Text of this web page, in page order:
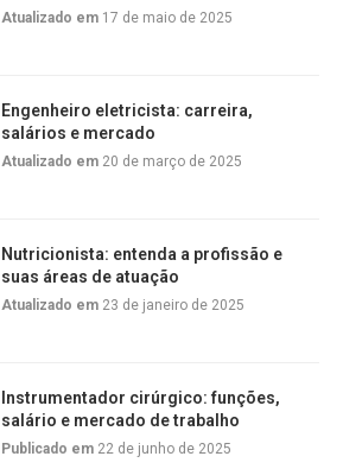
Atualizado em 17 de maio de 2025
Engenheiro eletricista: carreira,
salários e mercado
Atualizado em 20 de março de 2025
Nutricionista: entenda a profissão e
suas áreas de atuação
Atualizado em 23 de janeiro de 2025
Instrumentador cirúrgico: funções,
salário e mercado de trabalho
Publicado em 22 de junho de 2025